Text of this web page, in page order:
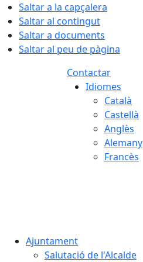
Saltar a la capçalera
Saltar al contingut
Saltar a documents
Saltar al peu de pàgina
Contactar
Idiomes
Català
Castellà
Anglès
Alemany
Francès
Ajuntament
Salutació de l'Alcalde